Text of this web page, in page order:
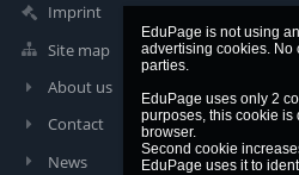
EduPage is not using
advertising cookies. No
parties.
EduPage uses only 2
purposes, this cookie
browser.
Second cookie
EduPage uses it to
Imprint
Site map
About us
Contact
News